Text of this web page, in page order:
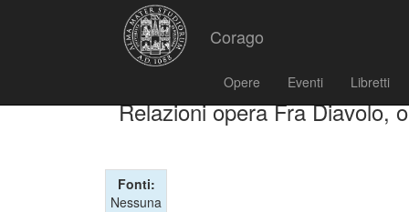
Corago
Opere Eventi Libretti
Relazioni opera Fra Diavolo,
Fonti:
Nessuna